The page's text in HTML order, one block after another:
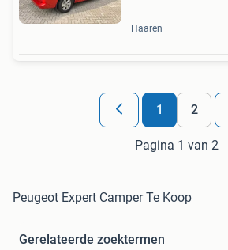
Haaren
1 2
Pagina 1 van 2
Peugeot Expert Camper Te Koop
Gerelateerde zoektermen